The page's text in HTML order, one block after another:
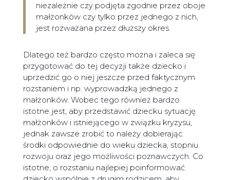
niezależnie czy podjęta zgodnie przez oboje
małżonków czy tylko przez jednego z nich,
jest rozważana przez dłuższy okres.
Dlatego też bardzo często można i zaleca się
przygotować do tej decyzji także dziecko i
uprzedzić go o niej jeszcze przed faktycznym
rozstaniem i np. wyprowadzką jednego z
małżonków. Wobec tego również bardzo
istotne jest, aby przedstawić dziecku sytuację
małżonków i istniejącego w związku kryzysu,
jednak zawsze zrobić to należy dobierając
środki odpowiednie do wieku dziecka, stopniu
rozwoju oraz jego możliwości poznawczych. Co
istotne, o rozstaniu najlepiej poinformować